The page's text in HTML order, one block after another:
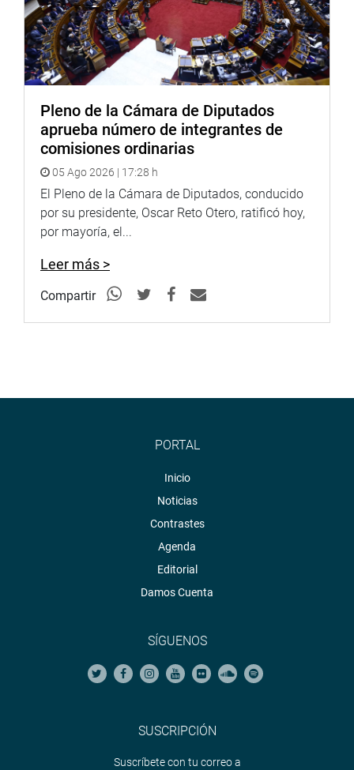
Pleno de la Cámara de Diputados
aprueba número de integrantes de
comisiones ordinarias
05 Ago 2026 | 17:28 h
El Pleno de la Cámara de Diputados, conducido
por su presidente, Oscar Reto Otero, ratificó hoy,
por mayoría, el...
Leer más >
Compartir
PORTAL
Inicio
Noticias
Contrastes
Agenda
Editorial
Damos Cuenta
SÍGUENOS
SUSCRIPCIÓN
Suscríbete con tu correo a